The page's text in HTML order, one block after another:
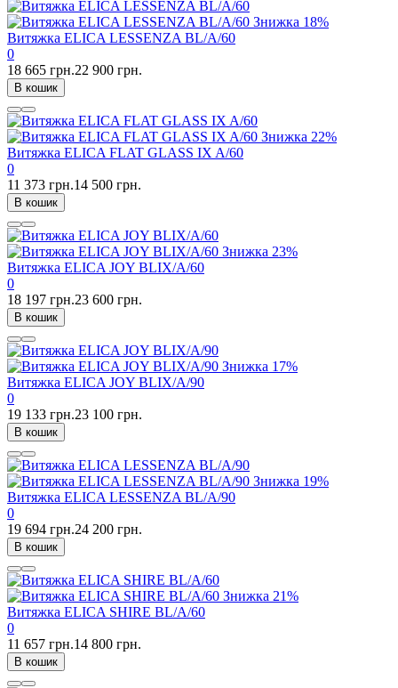
Знижка 18%
Витяжка ELICA LESSENZA BL/A/60
0
18 665 грн.22 900 грн.
В кошик
Знижка 22%
Витяжка ELICA FLAT GLASS IX A/60
0
11 373 грн.14 500 грн.
В кошик
Знижка 23%
Витяжка ELICA JOY BLIX/A/60
0
18 197 грн.23 600 грн.
В кошик
Знижка 17%
Витяжка ELICA JOY BLIX/A/90
0
19 133 грн.23 100 грн.
В кошик
Знижка 19%
Витяжка ELICA LESSENZA BL/A/90
0
19 694 грн.24 200 грн.
В кошик
Знижка 21%
Витяжка ELICA SHIRE BL/A/60
0
11 657 грн.14 800 грн.
В кошик